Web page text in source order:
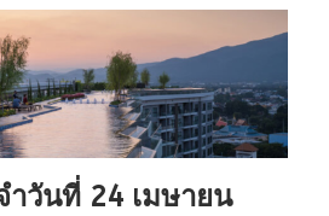
ำวันที่ 24 เมษายน